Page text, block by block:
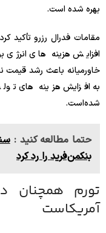
بهره شده است.
مقامات فدرال رزرو تأکید
افزایش هزینه‌ های
خاورمیانه باعث رشد
به افزایش هزینه‌ های
شده‌است.
حتما مطالعه کنید :
بنکمن‌فرید را رد کرد
تورم همچنان
آمریکاست